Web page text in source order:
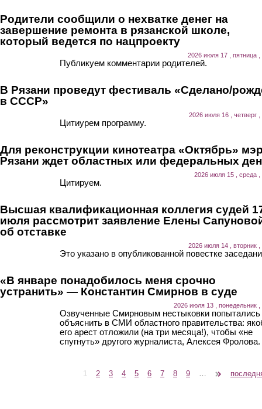
Родители сообщили о нехватке денег на
завершение ремонта в рязанской школе,
который ведется по нацпроекту
2026 июля 17 , пятница ,
Публикуем комментарии родителей.
В Рязани проведут фестиваль «Сделано/
в СССР»
2026 июля 16 , четверг ,
Цитиурем программу.
Для реконструкции кинотеатра «Октябрь»
Рязани ждет областных или федеральных
2026 июля 15 , среда ,
Цитируем.
Высшая квалификационная коллегия судей
июля рассмотрит заявление Елены
об отставке
2026 июля 14 , вторник ,
Это указано в опубликованной повестке
«В январе понадобилось меня срочно
устранить» — Константин Смирнов в суде
2026 июля 13 , понедельник ,
Озвученные Смирновым нестыковки попытались
объяснить в СМИ областного правительства:
его арест отложили (на три месяца!), чтобы «не
спугнуть» другого журналиста, Алексея Фролова.
1 2 3 4 5 6 7 8 9